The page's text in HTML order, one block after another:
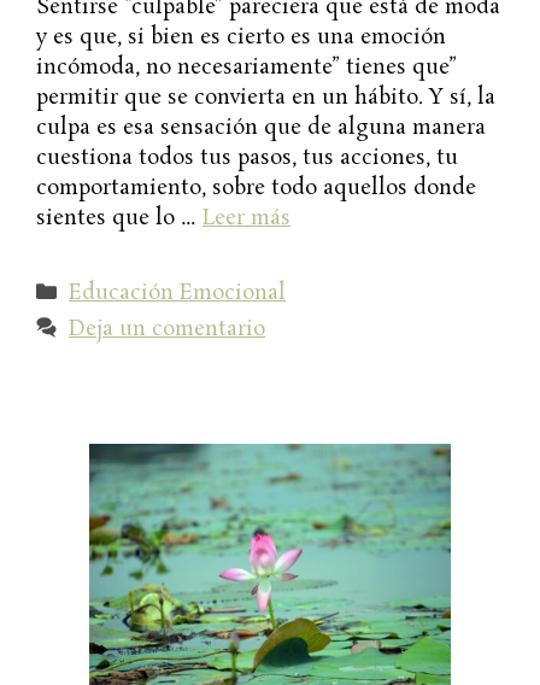
Sentirse “culpable” pareciera que está de moda
y es que, si bien es cierto es una emoción
incómoda, no necesariamente” tienes que”
permitir que se convierta en un hábito. Y sí, la
culpa es esa sensación que de alguna manera
cuestiona todos tus pasos, tus acciones, tu
comportamiento, sobre todo aquellos donde
sientes que lo … Leer más
Categorías
Educación Emocional
Deja un comentario